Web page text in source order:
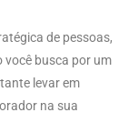
de pessoas,
você busca por um
levar em
na sua